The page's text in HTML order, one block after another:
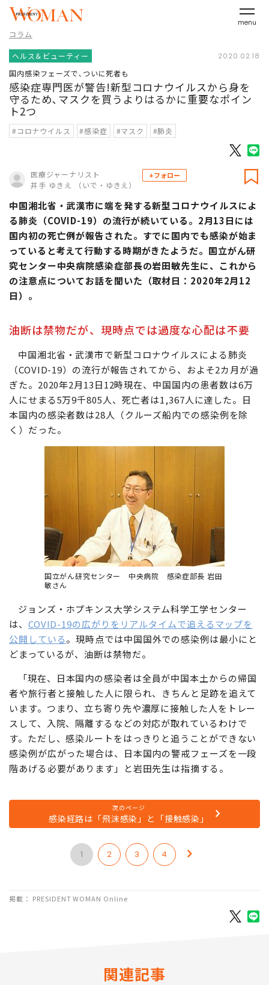
menu
コラム
ヘルス＆ビューティー 2020.02.18
国内感染フェーズで､ついに死者も
感染症専門医が警告!新型コロナウイルスから身を
守るため､マスクを買うよりはるかに重要なポイン
ト2つ
#コロナウイルス #感染症 #マスク #肺炎
医療ジャーナリスト
井手 ゆきえ （いで・ゆきえ）
+フォロー
中国湘北省・武漢市に端を発する新型コロナウイルスによ
る肺炎（COVID-19）の流行が続いている。2月13日には
国内初の死亡例が報告された。すでに国内でも感染が始ま
っていると考えて行動する時期がきたようだ。国立がん研
究センター中央病院感染症部長の岩田敏先生に、これから
の注意点についてお話を聞いた（取材日：2020年2月12
日）。
油断は禁物だが、現時点では過度な心配は不要
中国湘北省・武漢市で新型コロナウイルスによる肺炎
（COVID-19）の流行が報告されてから、およそ2カ月が過
ぎた。2020年2月13日12時現在、中国国内の患者数は6万
人にせまる5万9千805人、死亡者は1,367人に達した。日
本国内の感染者数は28人（クルーズ船内での感染例を除
く）だった。
国立がん研究センター 中央病院 感染症部長 岩田
敏さん
ジョンズ・ホプキンス大学システム科学工学センター
は、 COVID-19の広がりをリアルタイムで追えるマップを
公開している。現時点では中国国外での感染例は最小にと
どまっているが、油断は禁物だ。
「現在、日本国内の感染者は全員が中国本土からの帰国
者や旅行者と接触した人に限られ、きちんと足跡を追えて
います。つまり、立ち寄り先や濃厚に接触した人をトレー
スして、入院、隔離するなどの対応が取れているわけで
す。ただし、感染ルートをはっきりと追うことができない
感染例が広がった場合は、日本国内の警戒フェーズを一段
階あげる必要があります」と岩田先生は指摘する。
次のページ
感染経路は「飛沫感染」と「接触感染」
1 2 3 4
掲載： PRESIDENT WOMAN Online
関連記事